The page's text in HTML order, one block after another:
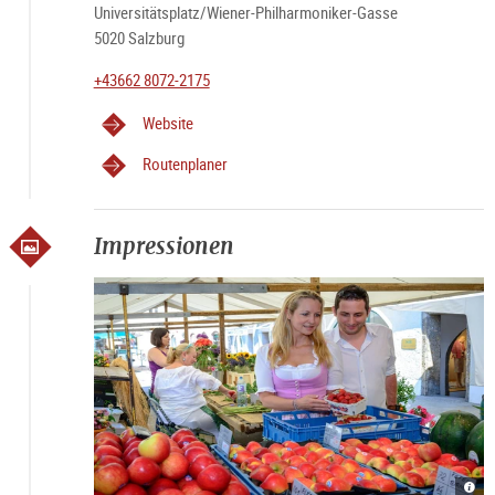
Universitätsplatz/Wiener-Philharmoniker-Gasse
5020 Salzburg
+43662 8072-2175
Website
Routenplaner
Impressionen